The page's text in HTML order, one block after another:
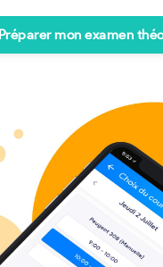
Préparer mon examen